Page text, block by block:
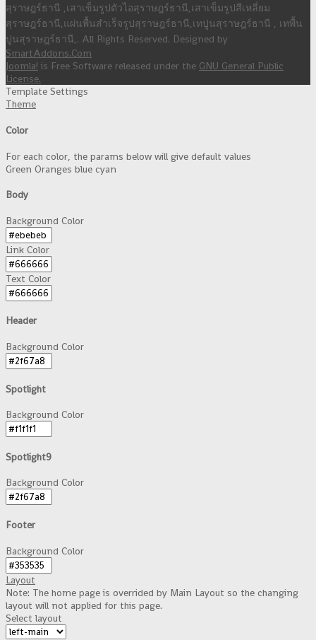
สุราษฎร์ธานี ,เสาเข็มรูปตัวไอสุราษฎร์ธานี,เสาเข็มรูปสีเหลี่ยม
สุราษฎร์ธานี,แผ่นพื้นสำเร็จรูปสุราษฎร์ธานี,เทปูนสุราษฎร์ธานี , เทพื้น
ปูนสุราษฎร์ธานี,. All Rights Reserved. Designed by
SmartAddons.Com
Joomla! is Free Software released under the GNU General Public
License.
Template Settings
Theme
Color
For each color, the params below will give default values
Green Oranges blue cyan
Body
Background Color
Link Color
Text Color
Header
Background Color
Spotlight
Background Color
Spotlight9
Background Color
Footer
Background Color
Layout
Note: The home page is overrided by Main Layout so the changing
layout will not applied for this page.
Select layout